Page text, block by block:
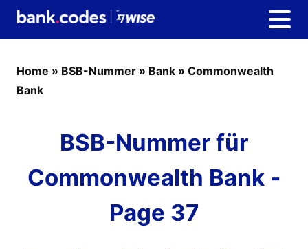
Home » BSB-Nummer » Bank » Commonwealth
Bank
BSB-Nummer für
Commonwealth Bank -
Page 37